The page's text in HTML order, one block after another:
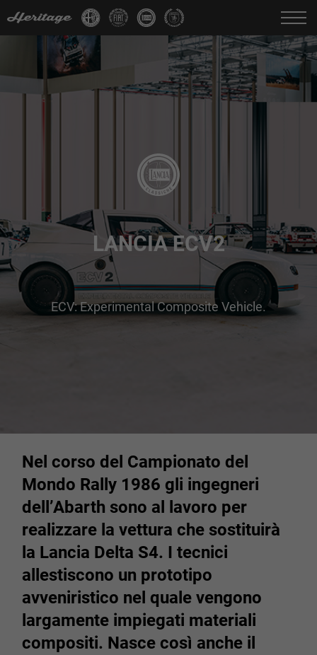
Cambia Lingua: IT DE
LANCIA ECV2
ECV: Experimental Composite Vehicle.
Nel corso del Campionato del
Mondo Rally 1986 gli ingegneri
dell’Abarth sono al lavoro per
realizzare la vettura che sostituirà
la Lancia Delta S4. I tecnici
allestiscono un prototipo
avveniristico nel quale vengono
largamente impiegati materiali
compositi. Nasce così anche il